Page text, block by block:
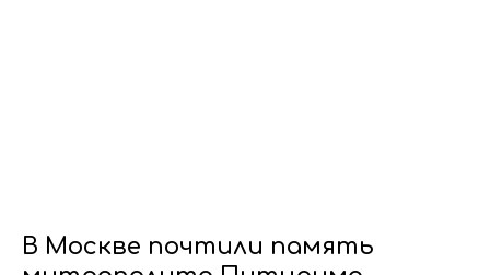
В Москве почтили память